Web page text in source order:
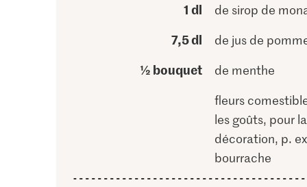
1 dl de sirop de
7,5 dl de jus de
½ bouquet
de menthe
fleurs
les goûts, pour la
décoration, p.
bourrache